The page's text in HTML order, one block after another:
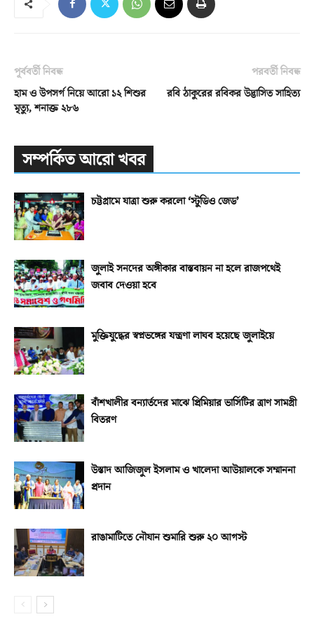
পূর্ববর্তী নিবন্ধ
হাম ও উপসর্গ নিয়ে আরো ১২ শিশুর
মৃত্যু, শনাক্ত ২৮৬
পরবর্তী নিবন্ধ
রবি ঠাকুরের রবিকর উদ্ভাসিত সাহিত্য
সম্পর্কিত আরো খবর
চট্টগ্রামে যাত্রা শুরু করলো ‘স্টুডিও জেড’
জুলাই সনদের অঙ্গীকার বাস্তবায়ন না হলে রাজপথেই
জবাব দেওয়া হবে
মুক্তিযুদ্ধের স্বপ্নভঙ্গের যন্ত্রণা লাঘব হয়েছে জুলাইয়ে
বাঁশখালীর বন্যার্তদের মাঝে প্রিমিয়ার ভার্সিটির ত্রাণ সামগ্রী
বিতরণ
উস্তাদ আজিজুল ইসলাম ও খালেদা আউয়ালকে সম্মাননা
প্রদান
রাঙামাটিতে নৌযান শুমারি শুরু ২০ আগস্ট